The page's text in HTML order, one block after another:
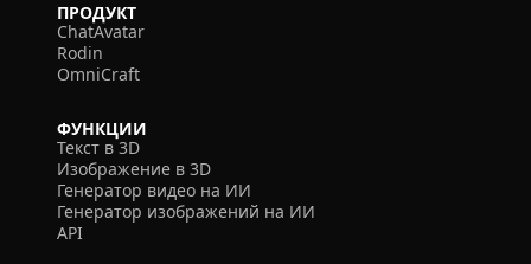
ПРОДУКТ
ChatAvatar
Rodin
OmniCraft
ФУНКЦИИ
Текст в 3D
Изображение в 3D
Генератор видео на ИИ
Генератор изображений на ИИ
API